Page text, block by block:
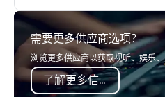
需要更多供应商选项？
浏览更多供应商以获取视听、娱乐、
了解更多信息